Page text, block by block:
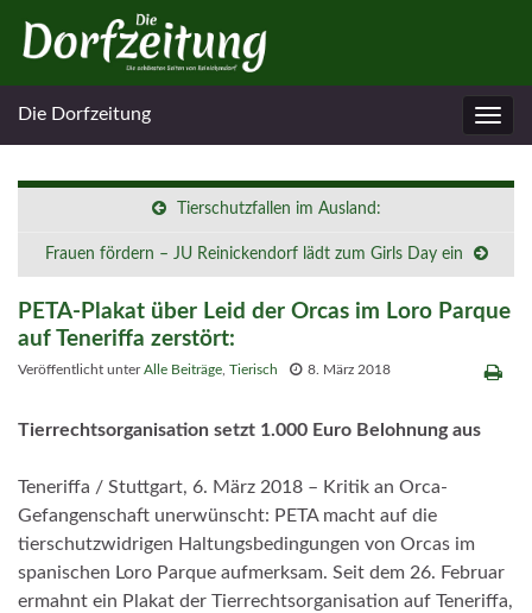
Die Dorfzeitung
Tierschutzfallen im Ausland:
Frauen fördern – JU Reinickendorf lädt zum Girls Day ein
PETA-Plakat über Leid der Orcas im Loro Parque
auf Teneriffa zerstört:
Veröffentlicht unterAlle Beiträge Tierisch 8. März 2018
Tierrechtsorganisation setzt 1.000 Euro Belohnung aus
Teneriffa / Stuttgart, 6. März 2018 – Kritik an Orca-
Gefangenschaft unerwünscht: PETA macht auf die
tierschutzwidrigen Haltungsbedingungen von Orcas im
spanischen Loro Parque aufmerksam. Seit dem 26. Februar
ermahnt ein Plakat der Tierrechtsorganisation auf Teneriffa,